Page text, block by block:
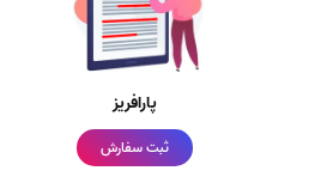
پارافریز
ثبت سفارش